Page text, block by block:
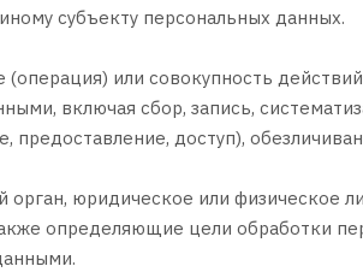
субъекту персональных данных.
или совокупность
включая сбор, запись,
предоставление, доступ),
юридическое или физическое
определяющие цели обработки